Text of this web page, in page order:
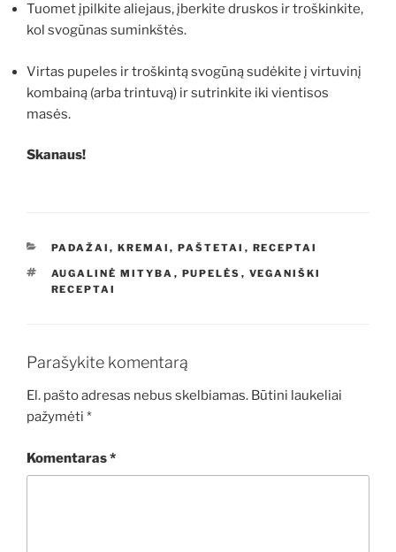
Tuomet įpilkite aliejaus, įberkite druskos ir troškinkite,
kol svogūnas suminkštės.
Virtas pupeles ir troškintą svogūną sudėkite į virtuvinį
kombainą (arba trintuvą) ir sutrinkite iki vientisos
masės.
Skanaus!
KATEGORIJOS
PADAŽAI, KREMAI, PAŠTETAI , RECEPTAI
ŽYMOS
AUGALINĖ MITYBA , PUPELĖS , VEGANIŠKI
RECEPTAI
Parašykite komentarą
El. pašto adresas nebus skelbiamas. Būtini laukeliai
pažymėti *
Komentaras*